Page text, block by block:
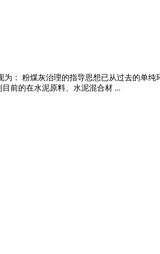
： 粉煤灰治理的指导思想已从过去的单
前的在水泥原料、水泥混合材 ...